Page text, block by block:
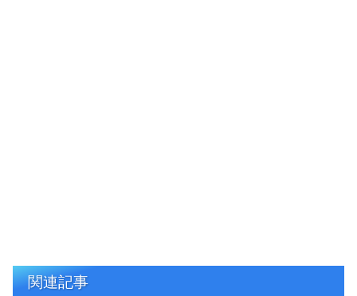
関連記事